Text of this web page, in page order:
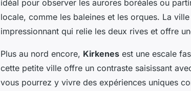
idéal pour observer les aurores boréales ou
locale, comme les baleines et les orques. La
impressionnant qui relie les deux rives et offre
Plus au nord encore, Kirkenes est une escale
cette petite ville offre un contraste saisissant
vous pourrez y vivre des expériences uniques